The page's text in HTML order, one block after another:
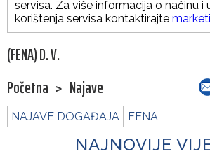
servisa. Za više informacija o načinu i
korištenja servisa kontaktirajte
(FENA) D. V.
Početna > Najave
NAJAVE DOGAĐAJA FENA
NAJNOVIJE